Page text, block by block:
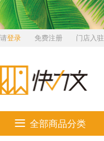
请登录 免费注册 门店入驻
全部商品分类